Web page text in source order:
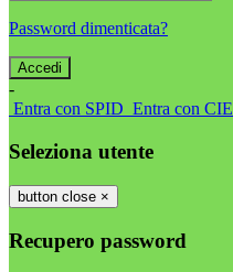
Password dimenticata?
-
Entra con SPID Entra con CIE
Seleziona utente
button close ×
Recupero password